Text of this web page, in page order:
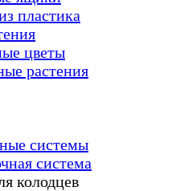
пластика
цветы
растения
системы
система
колодцев